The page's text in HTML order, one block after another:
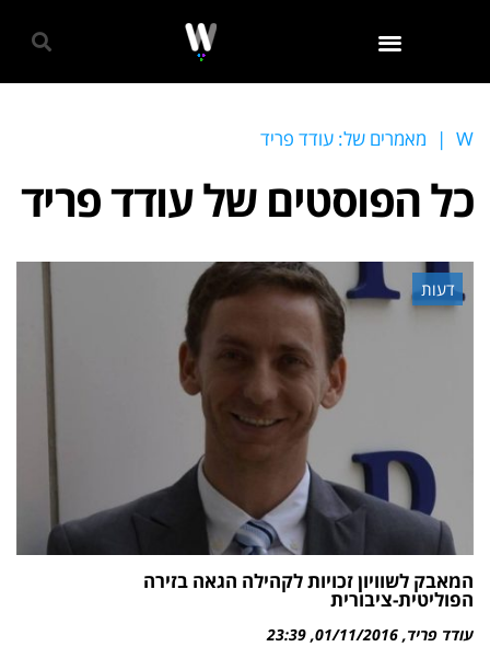
W
| מאמרים של: עודד פריד
כל הפוסטים שלעודד פריד
דעות
המאבק לשוויון זכויות לקהילה הגאה בזירה
הפוליטית-ציבורית
עודד פריד 01/11/2016
23:39